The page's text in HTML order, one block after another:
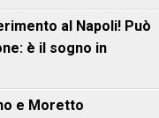
al Napoli! Può
è il sogno in
e Moretto